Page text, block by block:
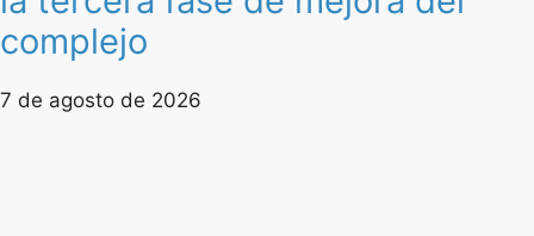
complejo
7 de agosto de 2026